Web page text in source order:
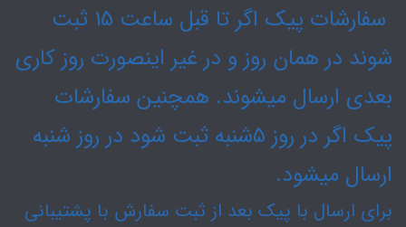
سفارشات پیک اگر تا قبل ساعت 15 ثبت
شوند در همان روز و در غیر اینصورت روز کاری
بعدی ارسال میشوند. همچنین سفارشات
پیک اگر در روز ۵شنبه ثبت شود در روز شنبه
ارسال میشود.
برای ارسال با پیک بعد از ثبت سفارش با پشتیبانی